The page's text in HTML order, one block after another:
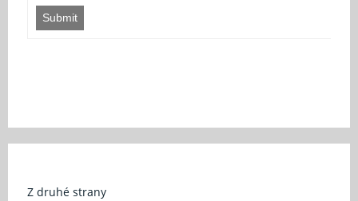
Submit
Z druhé strany